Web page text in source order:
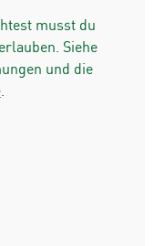
musst du
Siehe
und die
.